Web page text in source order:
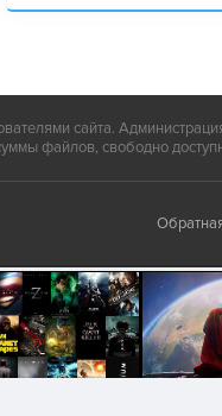
сайта.
файлов, свободно